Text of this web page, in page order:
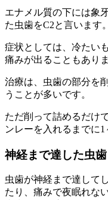
エナメル質の下には象
た虫歯をC2と言います。
症状としては、冷たい
痛みが出ることもありま
治療は、虫歯の部分を
うことが多いです。
ただ削って詰めるだけ
ンレーを入れるまでに1
神経まで達した虫歯
虫歯が神経まで達して
たり、痛みで夜眠れな